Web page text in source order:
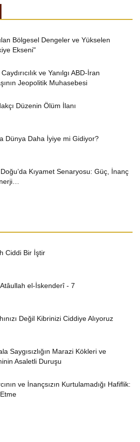
Bölgesel Dengeler ve Yükselen
Ekseni"
ve Yanılgı ABD-İran
Jeopolitik Muhasebesi
Düzenin Ölüm İlanı
Dünya Daha İyiye mi Gidiyor?
Kıyamet Senaryosu: Güç, İnanç
Ciddi Bir İştir
el-İskenderî - 7
Değil Kibrinizi Ciddiye Alıyoruz
Saygısızlığın Marazi Kökleri ve
Asaletli Duruşu
ve İnançsızın Kurtulamadığı Hafiflik: